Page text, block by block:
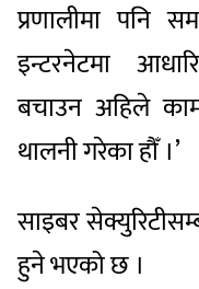
प्रणालीमा पनि
इन्टरनेटमा
बचाउन अहिले
थालनी गरेका हौँ ।’
साइबर
हुने भएको छ ।